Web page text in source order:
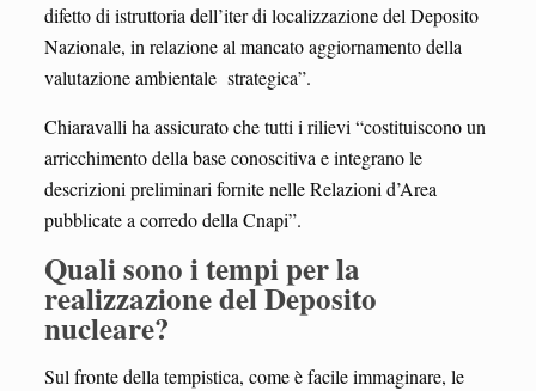
difetto di istruttoria dell’iter di localizzazione del Deposito
Nazionale, in relazione al mancato aggiornamento della
valutazione ambientale strategica”.
Chiaravalli ha assicurato che tutti i rilievi “costituiscono un
arricchimento della base conoscitiva e integrano le
descrizioni preliminari fornite nelle Relazioni d’Area
pubblicate a corredo della Cnapi”.
Quali sono i tempi per la
realizzazione del Deposito
nucleare?
Sul fronte della tempistica, come è facile immaginare, le